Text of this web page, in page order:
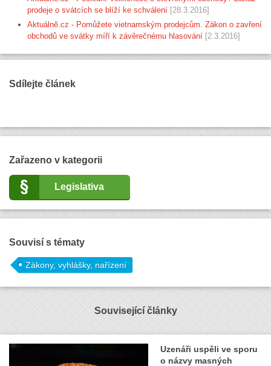
prodeje o svátcích se blíží ke schválení [28.3.2016]
Aktuálně.cz - Pomůžete vietnamským prodejcům. Zákon o zavření
obchodů ve svátky míří k závěrečnému hlasování [2.3.2016]
Sdílejte článek
Zařazeno v kategorii
Legislativa
Souvisí s tématy
Zákony, vyhlášky, nařízení
Související články
Uzenáři uspěli ve sporu
o názvy masných